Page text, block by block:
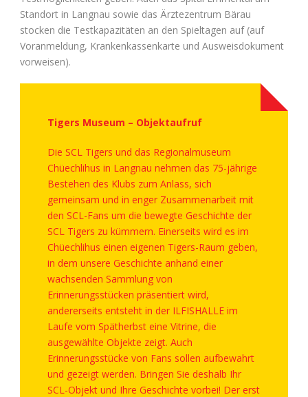
Standort in Langnau sowie das Ärztezentrum Bärau
stocken die Testkapazitäten an den Spieltagen auf (auf
Voranmeldung, Krankenkassenkarte und Ausweisdokument
vorweisen).
Tigers Museum – Objektaufruf
Die SCL Tigers und das Regionalmuseum
Chüechlihus in Langnau nehmen das 75-jährige
Bestehen des Klubs zum Anlass, sich
gemeinsam und in enger Zusammenarbeit mit
den SCL-Fans um die bewegte Geschichte der
SCL Tigers zu kümmern. Einerseits wird es im
Chüechlihus einen eigenen Tigers-Raum geben,
in dem unsere Geschichte anhand einer
wachsenden Sammlung von
Erinnerungsstücken präsentiert wird,
andererseits entsteht in der ILFISHALLE im
Laufe vom Spätherbst eine Vitrine, die
ausgewählte Objekte zeigt. Auch
Erinnerungsstücke von Fans sollen aufbewahrt
und gezeigt werden. Bringen Sie deshalb Ihr
SCL-Objekt und Ihre Geschichte vorbei! Der erst